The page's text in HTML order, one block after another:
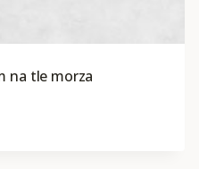
na tle morza